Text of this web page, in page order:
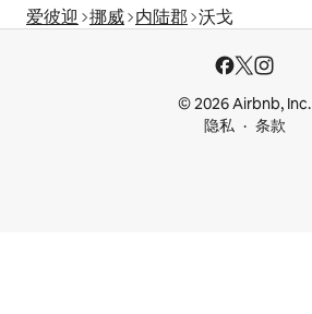
爱彼迎 挪威 内陆郡 沃戈
© 2026 Airbnb, Inc.
隐私
条款